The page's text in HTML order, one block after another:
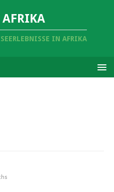
AFRIKA
IN AFRIKA